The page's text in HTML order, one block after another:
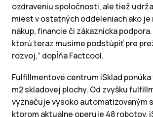
ozdraveniu spoločnosti, ale tiež
miest v ostatných oddeleniach ako je
nákup, financie či zákaznícka
ktorú teraz musíme podstúpiť pre
rozvoj,“ dopĺňa Factcool.
Fulfillmentové centrum iSklad ponúka
m2 skladovej plochy. Od zvyšku
vyznačuje vysoko automatizovaným
ktorom aktuálne operuje 48 robotov.